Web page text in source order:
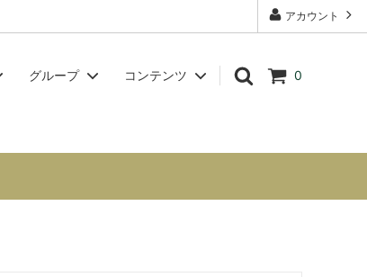
アカウント
0
グループ コンテンツ
スセラピストの資格取得も可】